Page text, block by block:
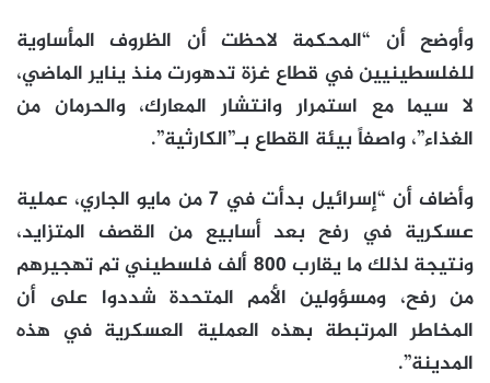
وأوضح أن “المحكمة لاحظت أن الظروف المأساوية
للفلسطينيين في قطاع غزة تدهورت منذ يناير الماضي،
لا سيما مع استمرار وانتشار المعارك، والحرمان من
الغذاء”، واصفاً بيئة القطاع بـ”الكارثية”.
وأضاف أن “إسرائيل بدأت في 7 من مايو الجاري، عملية
عسكرية في رفح بعد أسابيع من القصف المتزايد،
ونتيجة لذلك ما يقارب 800 ألف فلسطيني تم تهجيرهم
من رفح، ومسؤولين الأمم المتحدة شددوا على أن
المخاطر المرتبطة بهذه العملية العسكرية في هذه
المدينة”.